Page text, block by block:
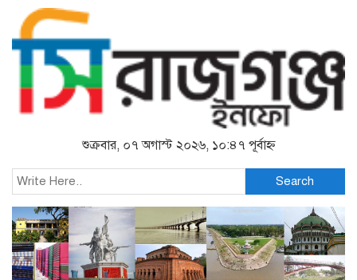
শুক্রবার, ০৭ অগাস্ট ২০২৬, ১০:৪৭ পূর্বাহ্ন
Search